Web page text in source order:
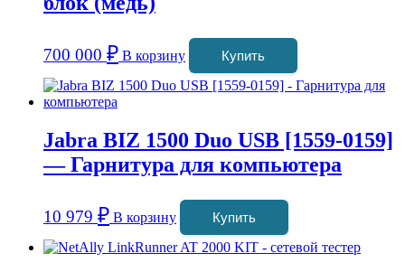
700 000 ₽ В корзину Купить
Jabra BIZ 1500 Duo USB [1559-0159]
— Гарнитура для компьютера
10 979 ₽ В корзину Купить